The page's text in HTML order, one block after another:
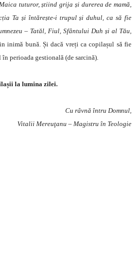
tuturor, știind grija și durerea de mamă,
Ta și întărește-i trupul și duhul, ca să fie
– Tatăl, Fiul, Sfântului Duh și al Tău,
inimă bună. Și dacă vreți ca copilașul să fie
perioada gestională (de sarcină).
la lumina zilei.
Cu râvnă întru Domnul,
Vitalii Mereuţanu – Magistru în Teologie